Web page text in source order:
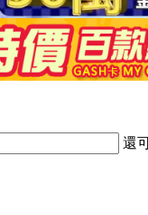
還